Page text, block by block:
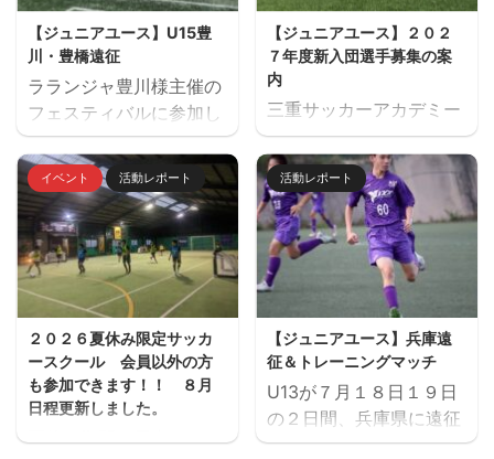
参加チーム サルファス
ORS（静岡）・レイジェ
ンド滋賀（滋賀県）・愛
知FC・FC豊川・緑
FC（愛知県）・ヴィアテ
ソ松阪・三重サッカーア
カデミー（三重）
【ジュニアユース】U15豊
川・豊橋遠征
ラランジャ豊川様主催の
フェスティバルに参加し
ました。 １日目 三重サ
ッカーアカデミー対豊川
高校 三重サッカーアカデ
ミー対修文学院高校 三重
サッカーアカデミー対ル
セーロ京都 ２日目 三重
サッカーアカデミー対ア
ヴィエール所沢 三重サッ
カーアカデミー対時習館
高校 三重サッカーアカデ
ミー対エストレージャ
【ジュニアユース】２０２
７年度新入団選手募集の案
内
三重サッカーアカデミー
ジュニアユース（中学生
のチーム）の２０２７年
度の新入団選手対象の体
験練習会を開催します。
ご興味のある方はぜひご
参加ください。体験練習
会を通して進路の選択肢
の一つとしてご検討いた
だければと思います。体
験会のお申込みはページ
下にある申込フォームか
らお願いいたします。 三
イベント 活動レポート
２０２６夏休み限定サッカ
ースクール 会員以外の方
も参加できます！！ ８月
日程更新しました。
夏休み期間、屋内フット
活動レポート
【ジュニアユース】兵庫遠
征＆トレーニングマッチ
U13が７月１８日１９日
の２日間、兵庫県に遠征
しました。 U14とU15